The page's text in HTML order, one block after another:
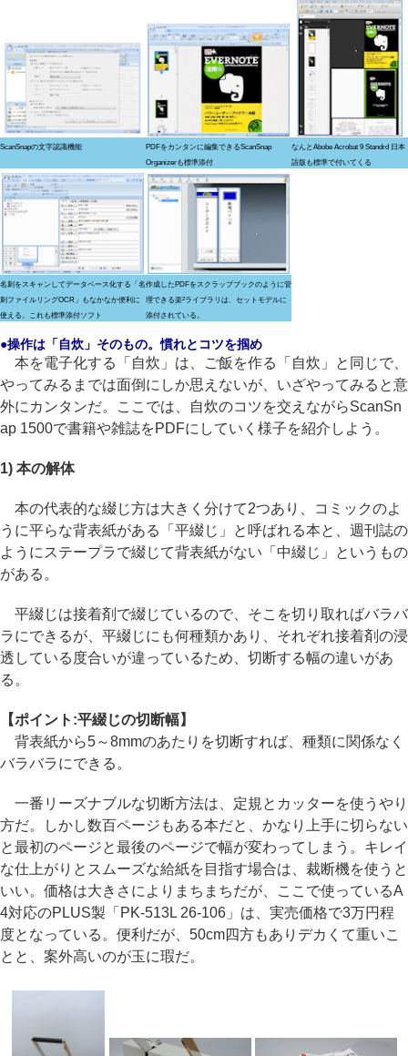
ScanSnapの文字認識機能
PDFをカンタンに編集できるScanSnap
Organizerも標準添付
なんとAbobe Acrobat 9 Standrd 日本
語版も標準で付いてくる
名刺をスキャンしてデータベース化する「名
刺ファイルリングOCR」もなかなか便利に
使える。これも標準添付ソフト
作成したPDFをスクラップブックのように管
理できる楽2ライブラリは、セットモデルに
添付されている。
●操作は「自炊」そのもの。慣れとコツを掴め
本を電子化する「自炊」は、ご飯を作る「自炊」と同じで、
やってみるまでは面倒にしか思えないが、いざやってみると意
外にカンタンだ。ここでは、自炊のコツを交えながらScanSn
ap 1500で書籍や雑誌をPDFにしていく様子を紹介しよう。
1) 本の解体
本の代表的な綴じ方は大きく分けて2つあり、コミックのよ
うに平らな背表紙がある「平綴じ」と呼ばれる本と、週刊誌の
ようにステープラで綴じて背表紙がない「中綴じ」というもの
がある。
平綴じは接着剤で綴じているので、そこを切り取ればバラバ
ラにできるが、平綴じにも何種類かあり、それぞれ接着剤の浸
透している度合いが違っているため、切断する幅の違いがあ
る。
【ポイント:平綴じの切断幅】
背表紙から5～8mmのあたりを切断すれば、種類に関係なく
バラバラにできる。
一番リーズナブルな切断方法は、定規とカッターを使うやり
方だ。しかし数百ページもある本だと、かなり上手に切らない
と最初のページと最後のページで幅が変わってしまう。キレイ
な仕上がりとスムーズな給紙を目指す場合は、裁断機を使うと
いい。価格は大きさによりまちまちだが、ここで使っているA
4対応のPLUS製「PK-513L 26-106」は、実売価格で3万円程
度となっている。便利だが、50cm四方もありデカくて重いこ
とと、案外高いのが玉に瑕だ。